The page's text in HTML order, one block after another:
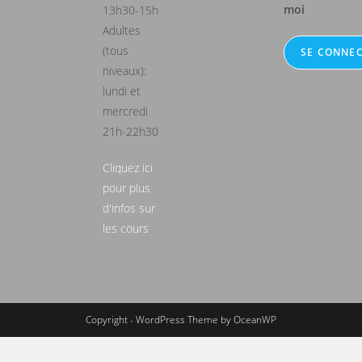
13h30-15h
Adultes
(tous
niveaux):
lundi et
mercredi
21h-22h30
Cliquez ici
pour plus
d'infos sur
les cours
moi
Copyright - WordPress Theme by OceanWP